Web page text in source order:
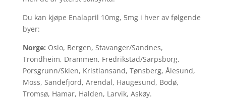
Du kan kjøpe Enalapril 10mg, 5mg i hver av følgende
byer:
Norge: Oslo, Bergen, Stavanger/Sandnes,
Trondheim, Drammen, Fredrikstad/Sarpsborg,
Porsgrunn/Skien, Kristiansand, Tønsberg, Ålesund,
Moss, Sandefjord, Arendal, Haugesund, Bodø,
Tromsø, Hamar, Halden, Larvik, Askøy.